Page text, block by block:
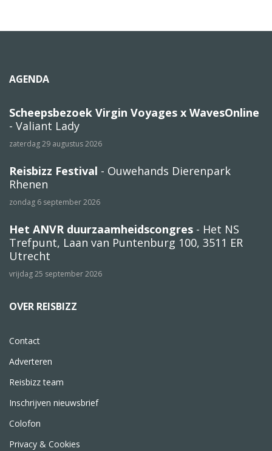
AGENDA
Scheepsbezoek Virgin Voyages x WavesOnline
- Valiant Lady
zaterdag 29 augustus 2026
Reisbizz Festival - Ouwehands Dierenpark
Rhenen
zondag 6 september 2026
Het ANVR duurzaamheidscongres - Het NS
Trefpunt, Laan van Puntenburg 100, 3511 ER
Utrecht
vrijdag 25 september 2026
OVER REISBIZZ
Contact
Adverteren
Reisbizz team
Inschrijven nieuwsbrief
Colofon
Privacy & Cookies